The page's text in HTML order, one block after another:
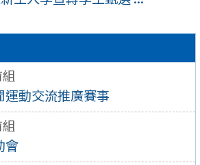
動交流推廣賽事
會